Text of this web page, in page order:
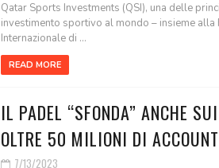
Qatar Sports Investments (QSI), una delle
investimento sportivo al mondo – insieme alla
Internazionale di ...
READ MORE
IL PADEL “SFONDA” ANCHE
OLTRE 50 MILIONI DI
7/13/2023